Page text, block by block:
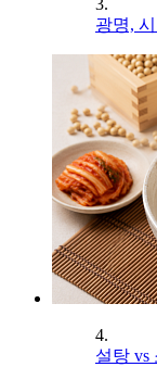
3.
광명,
4.
설탕 vs